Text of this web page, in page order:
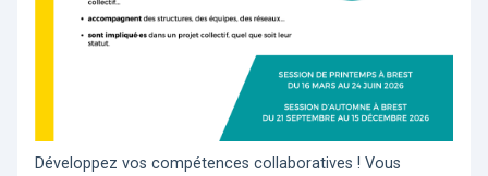
Développez vos compétences collaboratives ! Vous